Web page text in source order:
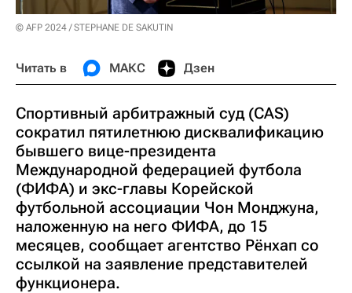
© AFP 2024 / STEPHANE DE SAKUTIN
Читать в МАКС Дзен
Спортивный арбитражный суд (CAS)
сократил пятилетнюю дисквалификацию
бывшего вице-президента
Международной федерацией футбола
(ФИФА) и экс-главы Корейской
футбольной ассоциации Чон Монджуна,
наложенную на него ФИФА, до 15
месяцев, сообщает агентство Рёнхап со
ссылкой на заявление представителей
функционера.